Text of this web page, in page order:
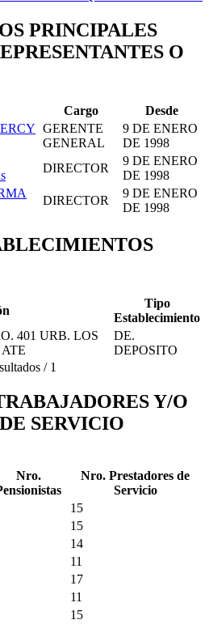
PRINCIPALES
O
Cargo
Desde
GERENTE
GENERAL
9 DE ENERO
DE 1998
DIRECTOR
9 DE ENERO
DE 1998
DIRECTOR
9 DE ENERO
DE 1998
Tipo
Establecimiento
401 URB. LOS
DE.
DEPOSITO
/ 1
Y/O
SERVICIO
Nro.
Nro. Prestadores de
Servicio
15
15
14
11
17
11
15